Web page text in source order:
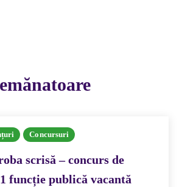
Concursuri
scrisă – concurs de
funcție publică vacantă